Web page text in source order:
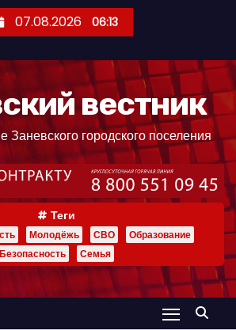
07.08.2026 06:13
вестник
Заневского городского поселения
Теги
Молодёжь СВО
Образование
Безопасность
Семья